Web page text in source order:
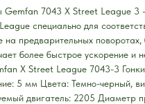
7043 X Street League 3
специально для
на предварительных
более быстрое ускорение и
X Street League 7043-3
5 мм Цвета: Темно-черный,
двигатель: 2205 Диаметр